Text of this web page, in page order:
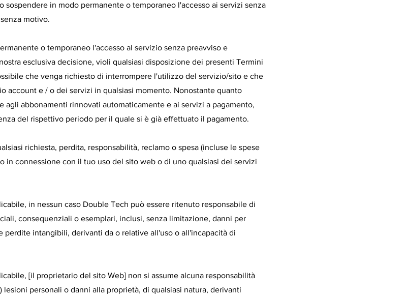
sospendere in modo permanente o temporaneo l'accesso ai servizi senza
motivo.
o temporaneo l'accesso al servizio senza preavviso e
esclusiva decisione, violi qualsiasi disposizione dei presenti Termini
che venga richiesto di interrompere l'utilizzo del servizio/sito e che
account e / o dei servizi in qualsiasi momento. Nonostante quanto
abbonamenti rinnovati automaticamente e ai servizi a pagamento,
del rispettivo periodo per il quale si è già effettuato il pagamento.
richiesta, perdita, responsabilità, reclamo o spesa (incluse le spese
in connessione con il tuo uso del sito web o di uno qualsiasi dei servizi
in nessun caso Double Tech può essere ritenuto responsabile di
consequenziali o esemplari, inclusi, senza limitazione, danni per
intangibili, derivanti da o relative all'uso o all'incapacità di
[il proprietario del sito Web] non si assume alcuna responsabilità
personali o danni alla proprietà, di qualsiasi natura, derivanti